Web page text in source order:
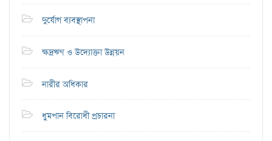
দুর্যোগ ব্যবস্থাপনা
ক্ষদ্রঋণ ও উদ্যোক্তা উন্নয়ন
নারীর অধিকার
ধুমপান বিরোধী প্রচারনা